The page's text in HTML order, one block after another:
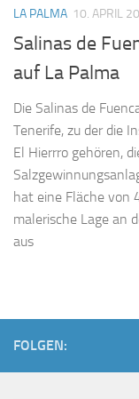
LA PALMA 10. APRIL
Salinas de
auf La Palma
Die Salinas de
Tenerife, zu der die
El Hierrro gehören,
hat eine Fläche von
malerische Lage an
aus
FOLGEN: